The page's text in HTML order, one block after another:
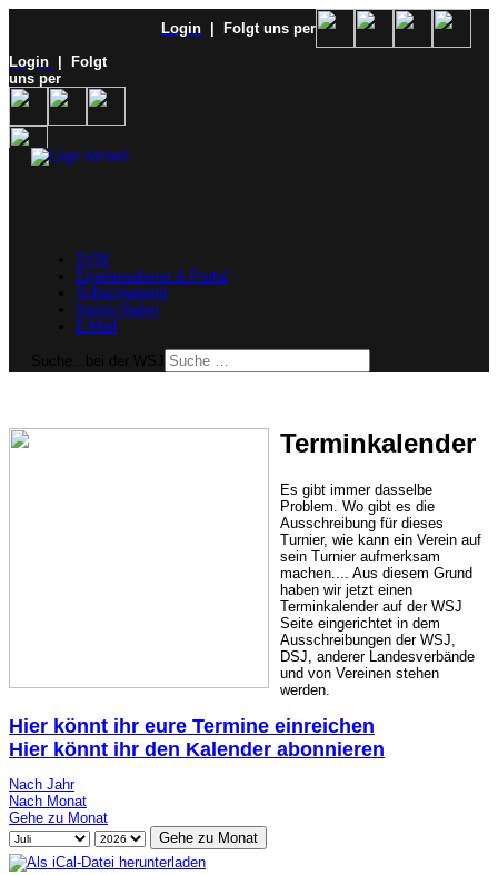
Login
| Folgt uns per
Login
| Folgt
uns per
SVW
Ergebnisdienst & Portal
Schachjugend
Verein finden
E-Mail
Terminkalender
Es gibt immer dasselbe
Problem. Wo gibt es die
Ausschreibung für dieses
Turnier, wie kann ein Verein auf
sein Turnier aufmerksam
machen.... Aus diesem Grund
haben wir jetzt einen
Terminkalender auf der WSJ
Seite eingerichtet in dem
Ausschreibungen der WSJ,
DSJ, anderer Landesverbände
und von Vereinen stehen
werden.
Hier könnt ihr eure Termine einreichen
Hier könnt ihr den Kalender abonnieren
Nach Jahr
Nach Monat
Gehe zu Monat
Gehe zu Monat